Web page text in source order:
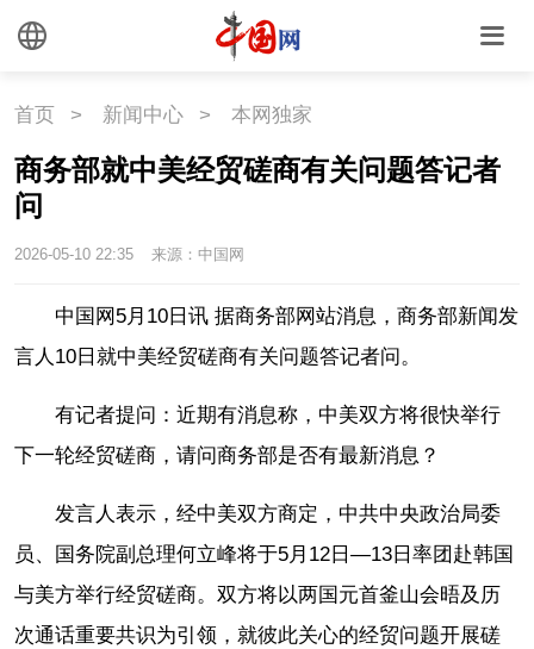
中国关键词
文化
文化 文创 艺术
中国瓷
国情 助残 一带一路
海洋 草原 湾区
联盟 心理 老年
首页 > 新闻中心 > 本网独家
商务部就中美经贸磋商有关问题答记者
问
2026-05-10 22:35 来源：中国网
中国网5月10日讯 据商务部网站消息，商务部新闻发
言人10日就中美经贸磋商有关问题答记者问。
有记者提问：近期有消息称，中美双方将很快举行
下一轮经贸磋商，请问商务部是否有最新消息？
发言人表示，经中美双方商定，中共中央政治局委
员、国务院副总理何立峰将于5月12日—13日率团赴韩国
与美方举行经贸磋商。双方将以两国元首釜山会晤及历
次通话重要共识为引领，就彼此关心的经贸问题开展磋